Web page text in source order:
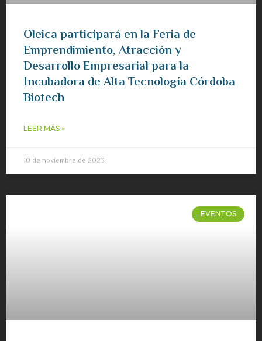
Oleica participará en la Feria de
Emprendimiento, Atracción y
Desarrollo Empresarial para la
Incubadora de Alta Tecnología Córdoba
Biotech
LEER MÁS »
10 de noviembre de 2023
EVENTOS